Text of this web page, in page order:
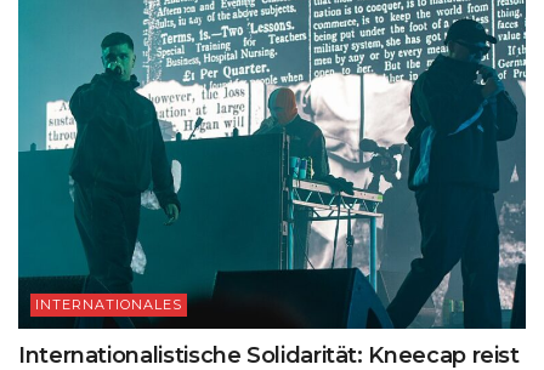
INTERNATIONALES
Internationalistische Solidarität: Kneecap reist